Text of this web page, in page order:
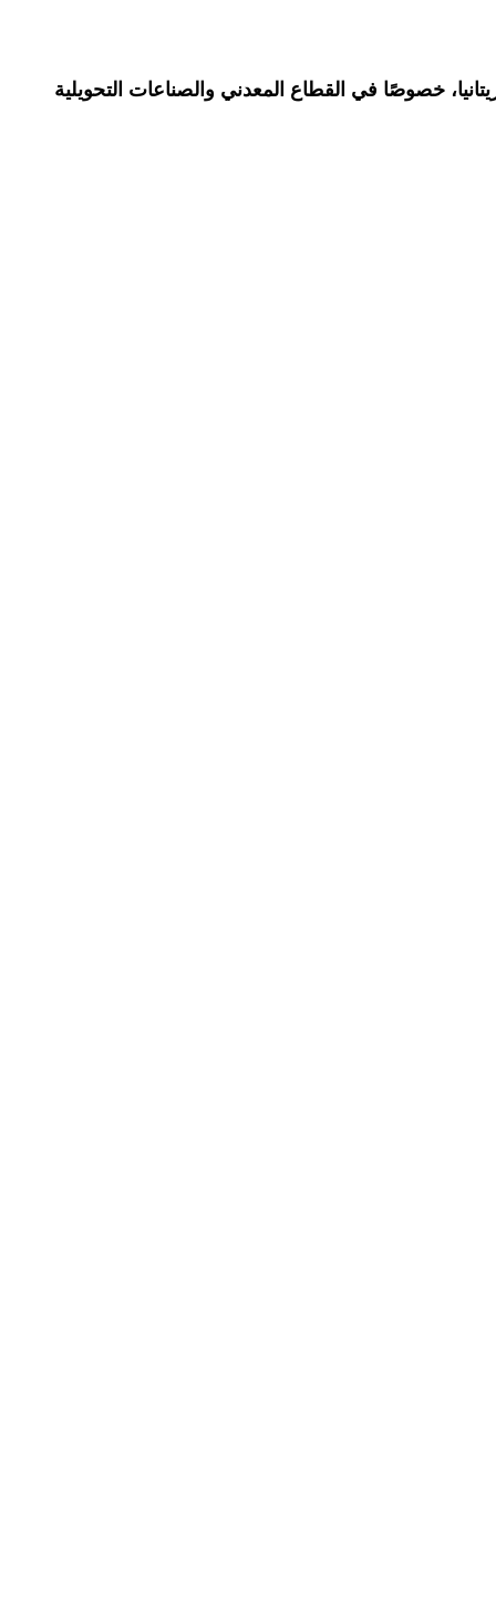
خصوصًا في القطاع المعدني والصناعات التحويلية